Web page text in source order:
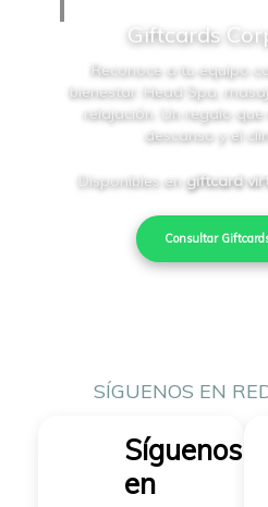
Giftcards
Reconoce a tu equipo
bienestar: Head Spa,
relajación. Un regalo
descanso y el
Disponibles engiftcard
Consultar
SÍGUENOS EN
Síguenos
en